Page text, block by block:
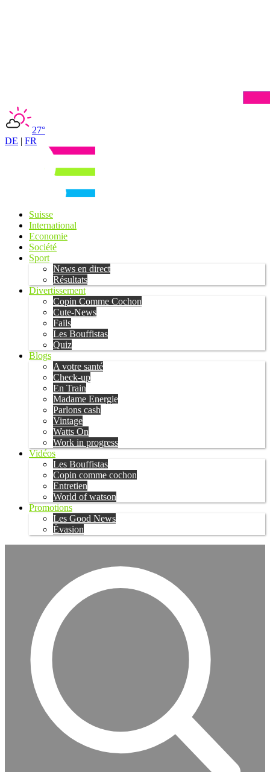
27°
DE | FR
Suisse
International
Economie
Société
Sport
News en direct
Résultats
Divertissement
Copin Comme Cochon
Cute-News
Fails
Les Bouffistas
Quiz
Blogs
A votre santé
Check-up
En Train
Madame Energie
Parlons cash
Vintage
Watts On
Work in progress
Vidéos
Les Bouffistas
Copin comme cochon
Entretien
World of watson
Promotions
Les Good News
Évasion